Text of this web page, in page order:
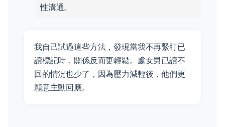
性溝通。
我自己試過這些方法，發現當我不再緊盯已
讀標記時，關係反而更輕鬆。處女男已讀不
回的情況也少了，因為壓力減輕後，他們更
願意主動回應。